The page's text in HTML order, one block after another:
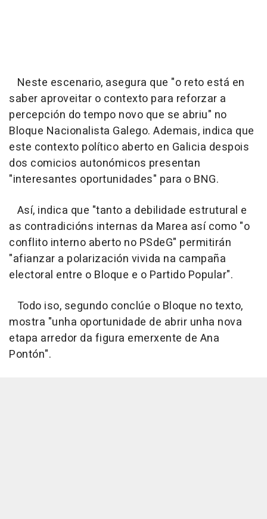
Neste escenario, asegura que "o reto está en
saber aproveitar o contexto para reforzar a
percepción do tempo novo que se abriu" no
Bloque Nacionalista Galego. Ademais, indica que
este contexto político aberto en Galicia despois
dos comicios autonómicos presentan
"interesantes oportunidades" para o BNG.
Así, indica que "tanto a debilidade estrutural e
as contradicións internas da Marea así como "o
conflito interno aberto no PSdeG" permitirán
"afianzar a polarización vivida na campaña
electoral entre o Bloque e o Partido Popular".
Todo iso, segundo conclúe o Bloque no texto,
mostra "unha oportunidade de abrir unha nova
etapa arredor da figura emerxente de Ana
Pontón".